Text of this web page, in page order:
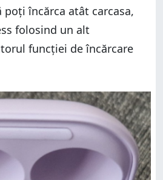
poți încărca atât carcasa,
folosind un alt
funcției de încărcare